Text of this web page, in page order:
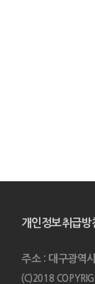
개인정보취급방
주소 : 대구광역
(C)2018